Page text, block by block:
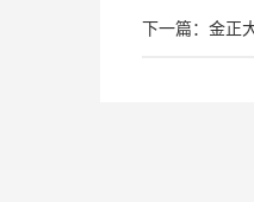
下一篇：金正